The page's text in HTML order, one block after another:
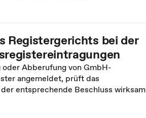
Registergerichts bei der
Abberufung von GmbH-
angemeldet, prüft das
entsprechende Beschluss wirksam